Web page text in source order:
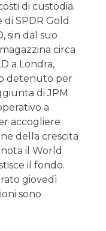
di custodia.
di SPDR Gold
sin dal suo
circa
a Londra,
detenuto per
di JPM
a
accogliere
della crescita
il World
il fondo.
giovedì
sono